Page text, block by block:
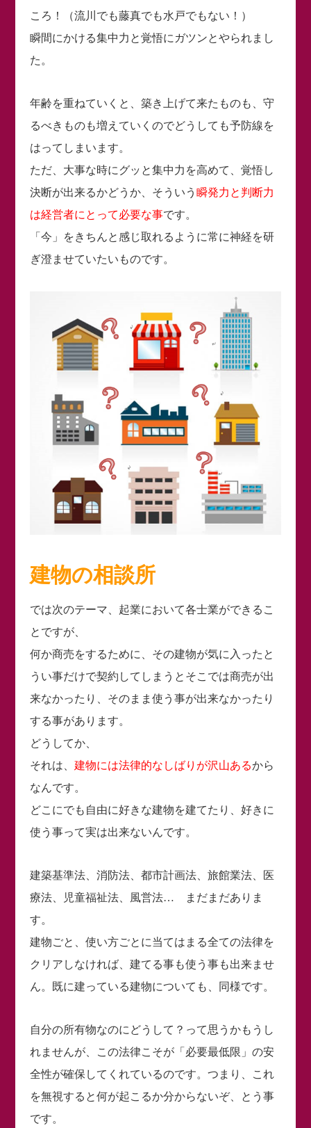
ころ！（流川でも藤真でも水戸でもない！）
瞬間にかける集中力と覚悟にガツンとやられまし
た。
年齢を重ねていくと、築き上げて来たものも、守
るべきものも増えていくのでどうしても予防線を
はってしまいます。
ただ、大事な時にグッと集中力を高めて、覚悟し
決断が出来るかどうか、そういう 瞬発力と判断力
は経営者にとって必要な事です。
「今」をきちんと感じ取れるように常に神経を研
ぎ澄ませていたいものです。
建物の相談所
では次のテーマ、起業において各士業ができるこ
とですが、
何か商売をするために、その建物が気に入ったと
うい事だけで契約してしまうとそこでは商売が出
来なかったり、そのまま使う事が出来なかったり
する事があります。
どうしてか、
それは、 建物には法律的なしばりが沢山あるから
なんです。
どこにでも自由に好きな建物を建てたり、好きに
使う事って実は出来ないんです。
建築基準法、消防法、都市計画法、旅館業法、医
療法、児童福祉法、風営法… まだまだありま
す。
建物ごと、使い方ごとに当てはまる全ての法律を
クリアしなければ、建てる事も使う事も出来ませ
ん。既に建っている建物についても、同様です。
自分の所有物なのにどうして？って思うかもうし
れませんが、この法律こそが「必要最低限」の安
全性が確保してくれているのです。つまり、これ
を無視すると何が起こるか分からないぞ、とう事
です。